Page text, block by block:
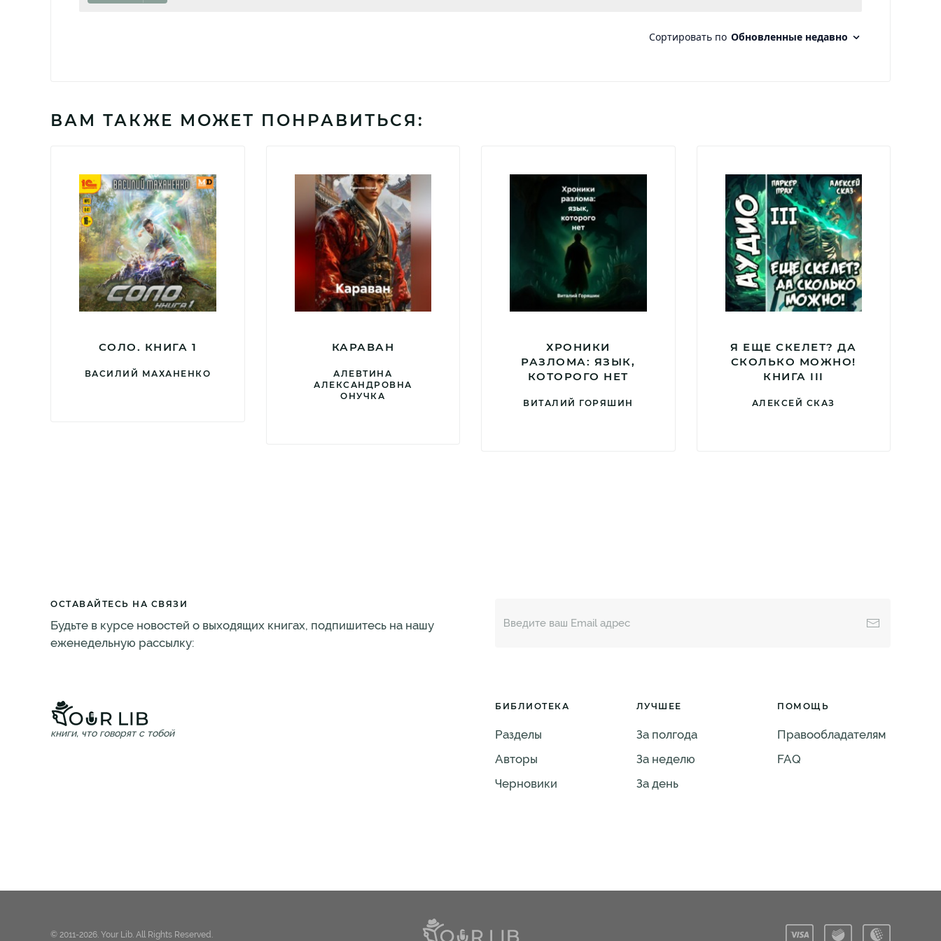
ВАМ ТАКЖЕ МОЖЕТ ПОНРАВИТЬСЯ:
СОЛО. КНИГА 1
ВАСИЛИЙ МАХАНЕНКО
КАРАВАН
АЛЕВТИНА
АЛЕКСАНДРОВНА
ОНУЧКА
ХРОНИКИ
РАЗЛОМА: ЯЗЫК,
КОТОРОГО НЕТ
ВИТАЛИЙ ГОРЯШИН
Я ЕЩЕ СКЕЛЕТ? ДА
СКОЛЬКО МОЖНО!
КНИГА III
АЛЕКСЕЙ СКАЗ
ОСТАВАЙТЕСЬ НА СВЯЗИ
Будьте в курсе новостей о выходящих книгах, подпишитесь на нашу
еженедельную рассылку:
книги, что говорят с тобой
БИБЛИОТЕКА
Разделы
Авторы
Черновики
ЛУЧШЕЕ
За полгода
За неделю
За день
ПОМОЩЬ
Правообладателям
FAQ
© 2011-2026. Your Lib. All Rights Reserved.